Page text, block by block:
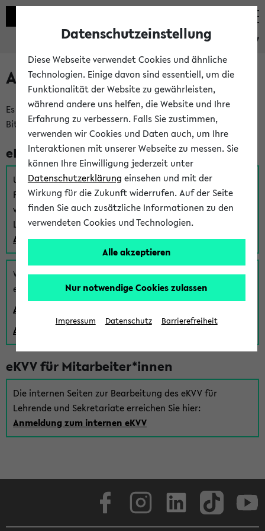
eKVV
Anmeldung am eKVV
Es gibt mehrere Möglichkeiten zur Anmeldung am eKVV.
Bitte wählen Sie die für Sie richtige aus:
eKVV für Studierende
Um sich einen Stundenplan zu erstellen und alle weiteren
Funktionen des eKVVs für Studierende zu nutzen,
verwenden Sie diesen Link zur Anmeldung über Ihr Uni
Login:
Anmeldung zum eKVV der Studierenden
Wenn Sie (noch) kein Uni Login haben, können Sie das
eKVV auch über einen Gastzugang verwenden:
Anmeldung über einen vorhandenen Gastzugang
Anlegen eines neuen Gastzugangs
eKVV für Mitarbeiter*innen
Die internen Seiten zur Bearbeitung des eKVV für
Lehrende und Sekretariate erreichen Sie hier:
Anmeldung zum internen eKVV
Datenschutzeinstellung
Diese Webseite verwendet Cookies und ähnliche
Technologien. Einige davon sind essentiell, um die
Funktionalität der Website zu gewährleisten,
während andere uns helfen, die Website und Ihre
Erfahrung zu verbessern. Falls Sie zustimmen,
verwenden wir Cookies und Daten auch, um Ihre
Interaktionen mit unserer Webseite zu messen. Sie
können Ihre Einwilligung jederzeit unter
Datenschutzerklärung einsehen und mit der
Wirkung für die Zukunft widerrufen. Auf der Seite
finden Sie auch zusätzliche Informationen zu den
verwendeten Cookies und Technologien.
Alle akzeptieren
Nur notwendige Cookies zulassen
Impressum Datenschutz Barrierefreiheit